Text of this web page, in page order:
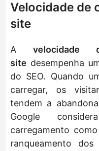
Velocidade de
site
A velocidade
site desempenha
do SEO. Quando
carregar, os
tendem a
Google
carregamento
ranqueamento